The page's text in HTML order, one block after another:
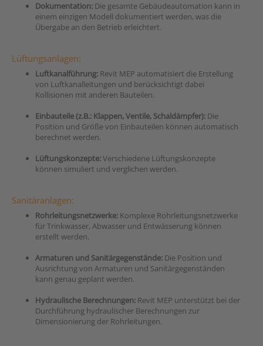
Dokumentation: Die gesamte Gebäudeautomation kann in
einem einzigen Modell dokumentiert werden, was die
Übergabe an den Betrieb erleichtert.
Lüftungsanlagen:
Luftkanalführung: Revit MEP automatisiert die Erstellung
von Luftkanalleitungen und berücksichtigt dabei
Kollisionen mit anderen Bauteilen.
Einbauteile (z.B.: Klappen, Ventile, Schaldämpfer): Die
Position und Größe von Einbauteilen können automatisch
berechnet werden.
Lüftungskonzepte:Verschiedene Lüftungskonzepte
können simuliert und verglichen werden.
Sanitäranlagen:
Rohrleitungsnetzwerke: Komplexe Rohrleitungsnetzwerke
für Trinkwasser, Abwasser und Entwässerung können
erstellt werden.
Armaturen und Sanitärgegenstände: Die Position und
Ausrichtung von Armaturen und Sanitärgegenständen
kann genau geplant werden.
Hydraulische Berechnungen: Revit MEP unterstützt bei der
Durchführung hydraulischer Berechnungen zur
Dimensionierung der Rohrleitungen.